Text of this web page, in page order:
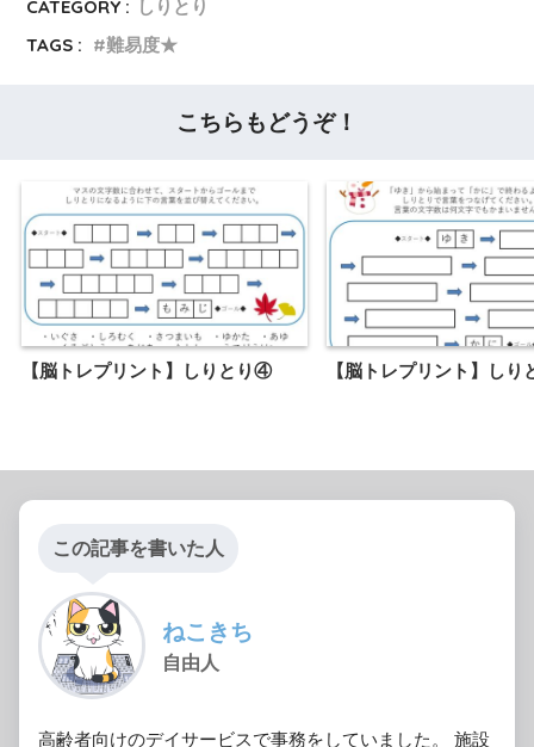
CATEGORY :
しりとり
TAGS :
難易度★
こちらもどうぞ！
【脳トレプリント】しりとり④ 【脳トレプリント】し
この記事を書いた人
ねこきち
自由人
高齢者向けのデイサービスで事務をしていました。 施設